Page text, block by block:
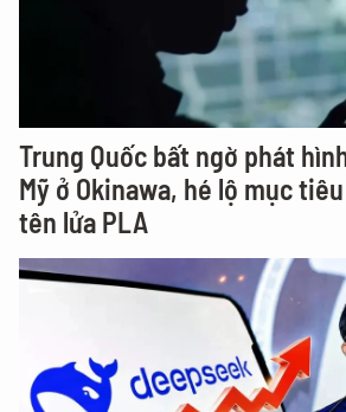
Trung Quốc bất ngờ phát
Mỹ ở Okinawa, hé lộ mục
tên lửa PLA